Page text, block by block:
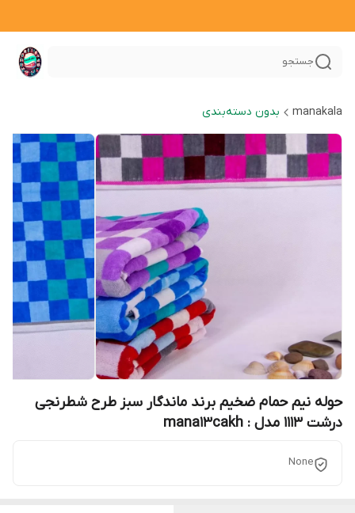
جستجو
manakala بدون دسته‌بندی
حوله نیم حمام ضخیم برند ماندگار سبز طرح شطرنجی
درشت 1113 مدل : mana13cakh
None